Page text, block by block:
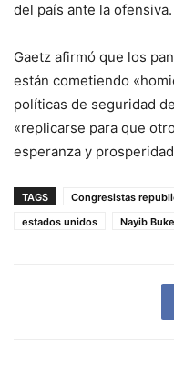
del país ante la ofensiva.
Gaetz afirmó que los
están cometiendo
políticas de seguridad
«replicarse para que
esperanza y
TAGS Congresistas
estados unidos
Nayib